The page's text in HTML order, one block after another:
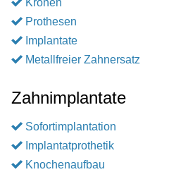
Kronen
Prothesen
Implantate
Metallfreier Zahnersatz
Zahnimplantate
Sofortimplantation
Implantatprothetik
Knochenaufbau